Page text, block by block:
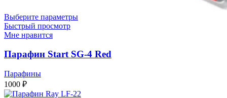
Выберите параметры
Быстрый просмотр
Мне нравится
Парафин Start SG-4 Red
Парафины
1000 ₽